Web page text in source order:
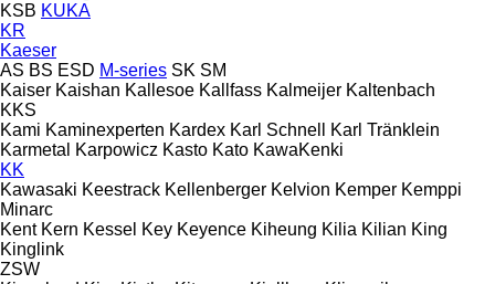
KSB KUKA
KR
Kaeser
AS BS ESD M-series SK SM
Kaiser Kaishan Kallesoe Kallfass Kalmeijer Kaltenbach
KKS
Kami Kaminexperten Kardex Karl Schnell
Karl Tränklein
Karmetal
Karpowicz Kasto Kato KawaKenki
KK
Kawasaki Keestrack Kellenberger Kelvion Kemper Kemppi
Minarc
Kent Kern Kessel Key Keyence Kiheung Kilia Kilian King
Kinglink
ZSW